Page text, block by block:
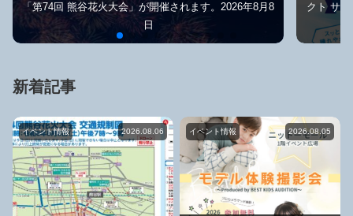
「第74回 熊谷花火大会」が開催されます。2026年8月8
日
クト サ
新着記事
イベント情報 2026.08.06 イベント情報 2026.08.05